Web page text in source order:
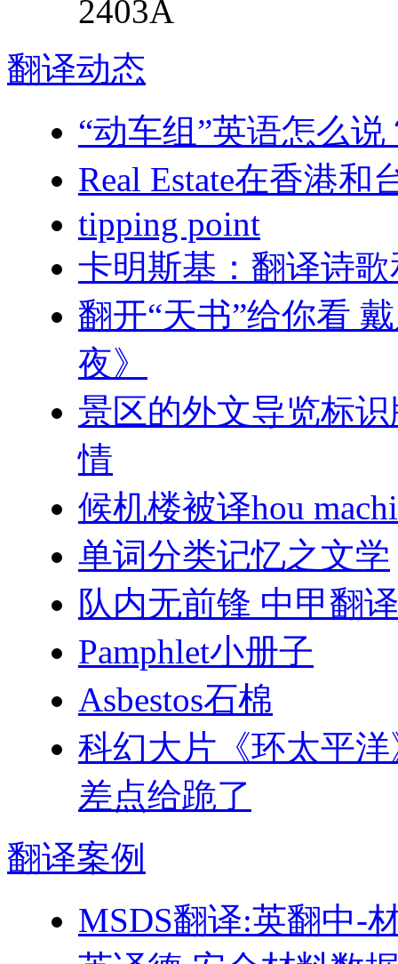
2403A
翻译动态
“动车组”英语怎么说
Real Estate在香港
tipping point
卡明斯基：翻译诗
翻开“天书”给你看
夜》
景区的外文导览标
情
候机楼被译hou
单词分类记忆之文学
队内无前锋 中甲翻
Pamphlet小册子
Asbestos石棉
科幻大片《环太平
差点给跪了
翻译案例
MSDS翻译:英翻中-